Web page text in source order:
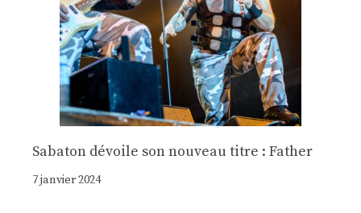
Sabaton dévoile son nouveau titre : Father
7 janvier 2024